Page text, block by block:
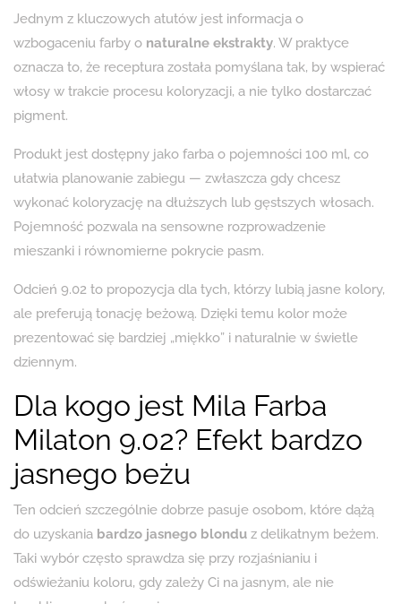
Jednym z kluczowych atutów jest informacja o
wzbogaceniu farby o naturalne ekstrakty. W praktyce
oznacza to, że receptura została pomyślana tak, by wspierać
włosy w trakcie procesu koloryzacji, a nie tylko dostarczać
pigment.
Produkt jest dostępny jako farba o pojemności 100 ml, co
ułatwia planowanie zabiegu — zwłaszcza gdy chcesz
wykonać koloryzację na dłuższych lub gęstszych włosach.
Pojemność pozwala na sensowne rozprowadzenie
mieszanki i równomierne pokrycie pasm.
Odcień 9.02 to propozycja dla tych, którzy lubią jasne kolory,
ale preferują tonację beżową. Dzięki temu kolor może
prezentować się bardziej „miękko” i naturalnie w świetle
dziennym.
Dla kogo jest Mila Farba
Milaton 9.02? Efekt bardzo
jasnego beżu
Ten odcień szczególnie dobrze pasuje osobom, które dążą
do uzyskania bardzo jasnego blondu z delikatnym beżem.
Taki wybór często sprawdza się przy rozjaśnianiu i
odświeżaniu koloru, gdy zależy Ci na jasnym, ale nie